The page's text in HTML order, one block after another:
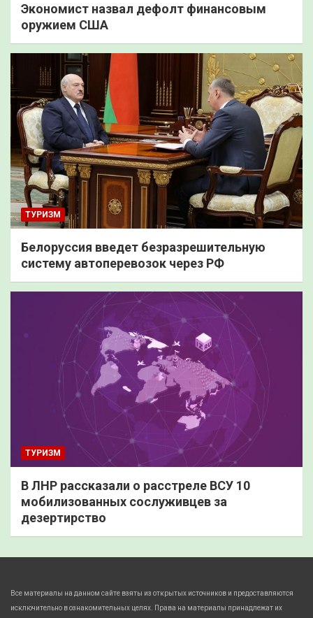
Экономист назвал дефолт финансовым
оружием США
ТУРИЗМ
Белоруссия введет безразрешительную
систему автоперевозок через РФ
ТУРИЗМ
В ЛНР рассказали о расстреле ВСУ 10
мобилизованных сослуживцев за
дезертирство
Все материалы на данном сайте взяты из открытых источников и предоставляются
исключительно в ознакомительных целях. Права на материалы принадлежат их